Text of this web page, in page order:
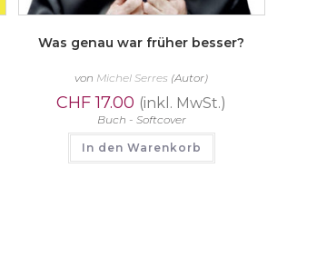
Was genau war früher besser?
von Michel Serres (Autor)
CHF17.00 (inkl. MwSt.)
Buch - Softcover
In den Warenkorb